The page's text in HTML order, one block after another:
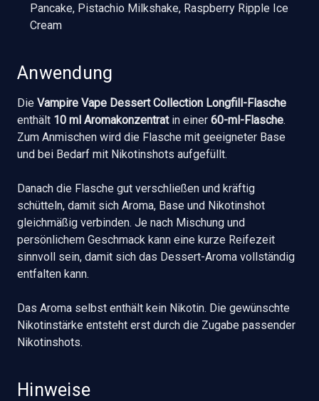
Pancake, Pistachio Milkshake, Raspberry Ripple Ice
Cream
Anwendung
Die Vampire Vape Dessert Collection Longfill-Flasche
enthält 10 ml Aromakonzentratin einer 60-ml-Flasche.
Zum Anmischen wird die Flasche mit geeigneter Base
und bei Bedarf mit Nikotinshots aufgefüllt.
Danach die Flasche gut verschließen und kräftig
schütteln, damit sich Aroma, Base und Nikotinshot
gleichmäßig verbinden. Je nach Mischung und
persönlichem Geschmack kann eine kurze Reifezeit
sinnvoll sein, damit sich das Dessert-Aroma vollständig
entfalten kann.
Das Aroma selbst enthält kein Nikotin. Die gewünschte
Nikotinstärke entsteht erst durch die Zugabe passender
Nikotinshots.
Hinweise